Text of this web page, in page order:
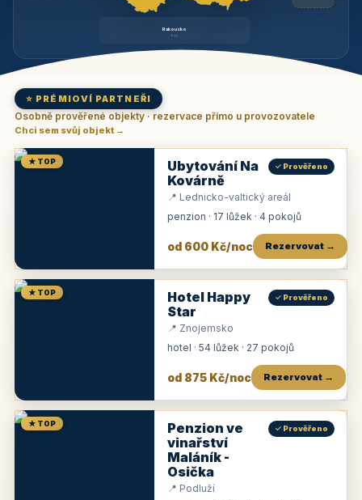
Rakousko
brzy
⭐ PRÉMIOVÍ PARTNEŘI
Osobně prověřené objekty · rezervace přímo u provozovatele
Chci sem svůj objekt →
★ TOP
Ubytování Na
Kovárně
✓ Prověřeno
📍 Lednicko-valtický areál
penzion · 17 lůžek · 4 pokojů
od 600 Kč/noc Rezervovat →
★ TOP
Hotel Happy
Star
✓ Prověřeno
📍 Znojemsko
hotel · 54 lůžek · 27 pokojů
od 875 Kč/noc Rezervovat →
★ TOP
Penzion ve
vinařství
Maláník -
Osička
✓ Prověřeno
📍 Podluží